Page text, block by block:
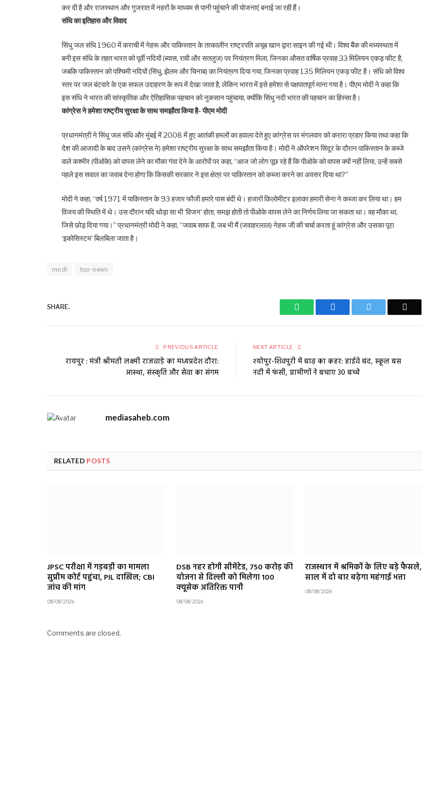
कर दी है और राजस्थान और गुजरात में नहरों के माध्यम से पानी पहुंचाने की योजनाएं बनाई जा रही हैं।
संधि का इतिहास और विवाद
सिंधु जल संधि 1960 में कराची में नेहरू और पाकिस्तान के तत्कालीन राष्ट्रपति अयूब खान द्वारा साइन की गई थी। विश्व बैंक की मध्यस्थता में
बनी इस संधि के तहत भारत को पूर्वी नदियों (ब्यास, रावी और सतलुज) पर नियंत्रण मिला, जिनका औसत वार्षिक प्रवाह 33 मिलियन एकड़ फीट है,
जबकि पाकिस्तान को पश्चिमी नदियों (सिंधु, झेलम और चिनाब) का नियंत्रण दिया गया, जिनका प्रवाह 135 मिलियन एकड़ फीट है। संधि को विश्व
स्तर पर जल बंटवारे के एक सफल उदाहरण के रूप में देखा जाता है, लेकिन भारत में इसे हमेशा से पक्षपातपूर्ण माना गया है। पीएम मोदी ने कहा कि
इस संधि ने भारत की सांस्कृतिक और ऐतिहासिक पहचान को नुकसान पहुंचाया, क्योंकि सिंधु नदी भारत की पहचान का हिस्सा है।
कांग्रेस ने हमेशा राष्ट्रीय सुरक्षा के साथ समझौता किया है- पीएम मोदी
प्रधानमंत्री ने सिंधु जल संधि और मुंबई में 2008 में हुए आतंकी हमलों का हवाला देते हुए कांग्रेस पर मंगलवार को करारा प्रहार किया तथा कहा कि
देश की आजादी के बाद उसने (कांग्रेस ने) हमेशा राष्ट्रीय सुरक्षा के साथ समझौता किया है। मोदी ने ऑपरेशन सिंदूर के दौरान पाकिस्तान के कब्जे
वाले कश्मीर (पीओके) को वापस लेने का मौका गंवा देने के आरोपों पर कहा, ‘‘आज जो लोग पूछ रहे हैं कि पीओके को वापस क्यों नहीं लिया, उन्हें सबसे
पहले इस सवाल का जवाब देना होगा कि किसकी सरकार ने इस क्षेत्र पर पाकिस्तान को कब्जा करने का अवसर दिया था?’’
मोदी ने कहा, ‘‘वर्ष 1971 में पाकिस्तान के 93 हजार फौजी हमारे पास बंदी थे। हजारों किलोमीटर इलाका हमारी सेना ने कब्जा कर लिया था। हम
विजय की स्थिति में थे। उस दौरान यदि थोड़ा सा भी ‘विजन’ होता, समझ होती तो पीओके वापस लेने का निर्णय लिया जा सकता था। वह मौका था,
जिसे छोड़ दिया गया।’’ प्रधानमंत्री मोदी ने कहा, ‘‘जवाब साफ है, जब भी मैं (जवाहरलाल) नेहरू जी की चर्चा करता हूं कांग्रेस और उसका पूरा
‘इकोसिस्टम’ बिलबिला जाता है।
modi top-news
SHARE. WhatsApp Facebook
PREVIOUS ARTICLE
रायपुर : मंत्री श्रीमती लक्ष्मी राजवाड़े का मध्यप्रदेश दौरा:
आस्था, संस्कृति और सेवा का संगम
NEXT ARTICLE
श्योपुर-शिवपुरी में बाढ़ का कहर: हाईवे बंद, स्कूल बस
नदी में फंसी, ग्रामीणों ने बचाए 30 बच्चे
mediasaheb.com
RELATED POSTS
JPSC परीक्षा में गड़बड़ी का मामला
सुप्रीम कोर्ट पहुंचा, PIL दाखिल; CBI
जांच की मांग
08/08/2026
DSB नहर होगी सीमेंटेड, 750 करोड़ की
योजना से दिल्ली को मिलेगा 100
क्यूसेक अतिरिक्त पानी
08/08/2026
राजस्थान में श्रमिकों के लिए बड़े फैसले,
साल में दो बार बढ़ेगा महंगाई भत्ता
08/08/2026
Comments are closed.